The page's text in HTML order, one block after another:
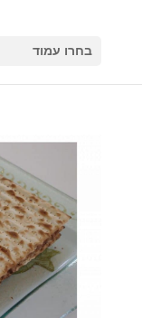
בחרו עמוד